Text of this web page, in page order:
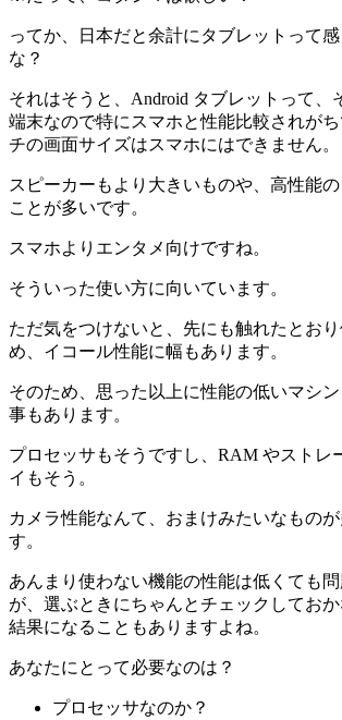
ってか、日本だと余計にタブレットって
な？
それはそうと、Android タブレットって、
端末なので特にスマホと性能比較されが
チの画面サイズはスマホにはできません。
スピーカーもより大きいものや、高性能
ことが多いです。
スマホよりエンタメ向けですね。
そういった使い方に向いています。
ただ気をつけないと、先にも触れたとおり
め、イコール性能に幅もあります。
そのため、思った以上に性能の低いマシ
事もあります。
プロセッサもそうですし、RAM やストレ
イもそう。
カメラ性能なんて、おまけみたいなもの
す。
あんまり使わない機能の性能は低くても
が、選ぶときにちゃんとチェックしてお
結果になることもありますよね。
あなたにとって必要なのは？
プロセッサなのか？